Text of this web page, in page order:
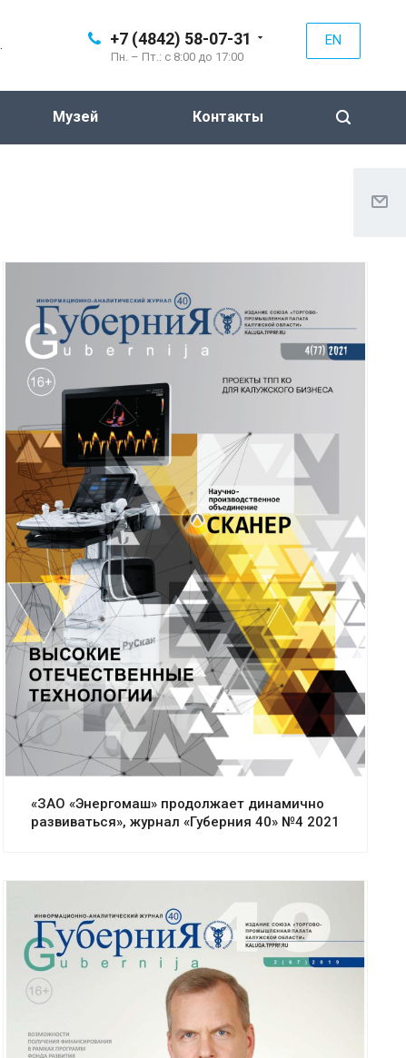
+7 (4842) 58-07-31
Пн. – Пт.: с 8:00 до 17:00
EN
Музей Контакты
«ЗАО «Энергомаш» продолжает динамично
развиваться», журнал «Губерния 40» №4 2021